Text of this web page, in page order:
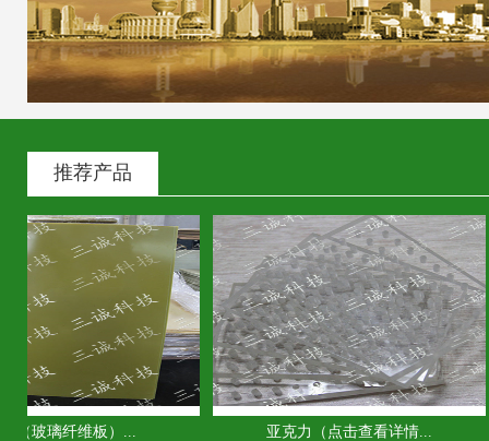
推荐产品
玻璃纤维板）... 亚克力（点击查看详情...